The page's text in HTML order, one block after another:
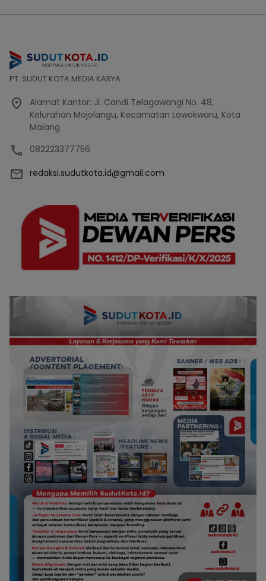
PT. SUDUT KOTA MEDIA KARYA
Alamat Kantor: Jl. Candi Telagawangi No. 48,
Kelurahan Mojolangu, Kecamatan Lowokwaru, Kota
Malang
082223377756
redaksi.sudutkota.id@gmail.com